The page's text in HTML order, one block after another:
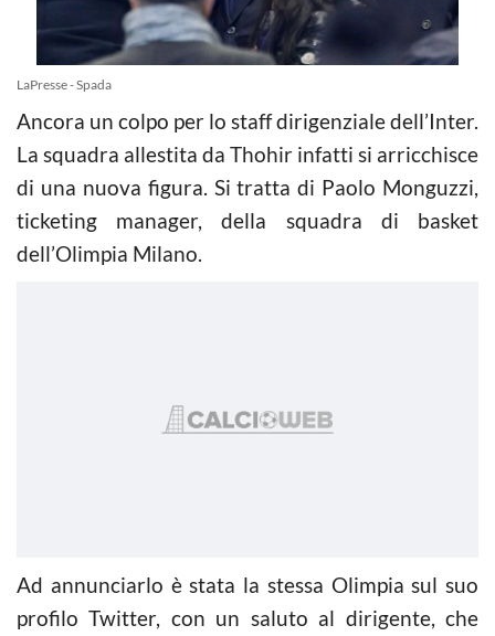
LaPresse - Spada
Ancora un colpo per lo staff dirigenziale dell’Inter.
La squadra allestita da Thohir infatti si arricchisce
di una nuova figura. Si tratta di Paolo Monguzzi,
ticketing manager, della squadra di basket
dell’Olimpia Milano.
Ad annunciarlo è stata la stessa Olimpia sul suo
profilo Twitter, con un saluto al dirigente, che